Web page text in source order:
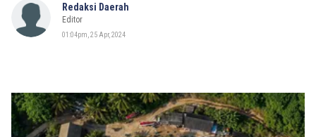
Redaksi Daerah
Editor
01:04pm, 25 Apr, 2024